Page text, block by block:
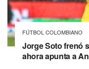
FÚTBOL COLOMBIANO
Jorge Soto frenó
ahora apunta a